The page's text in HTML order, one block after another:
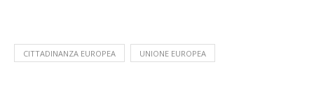
CITTADINANZA EUROPEA UNIONE EUROPEA